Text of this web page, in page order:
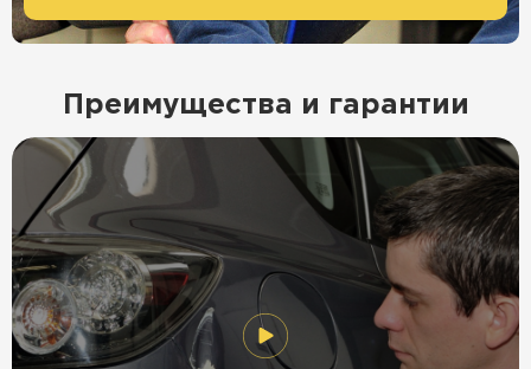
Преимущества и гарантии